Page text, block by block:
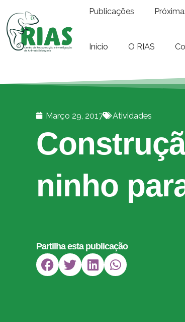
Publicações
Início O RIAS
Março 29, 2017 Atividades
ninho
Partilha esta publicação